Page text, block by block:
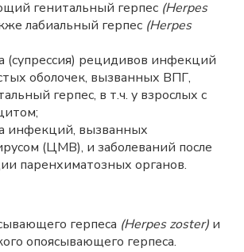
генитальный герпес (Herpes
лабиальный герпес (Herpes
(супрессия) рецидивов инфекций
оболочек, вызванных ВПГ,
герпес, в т.ч. у взрослых с
инфекций, вызванных
(ЦМВ), и заболеваний после
паренхиматозных органов.
герпеса (Herpes zoster) и
опоясывающего герпеса.